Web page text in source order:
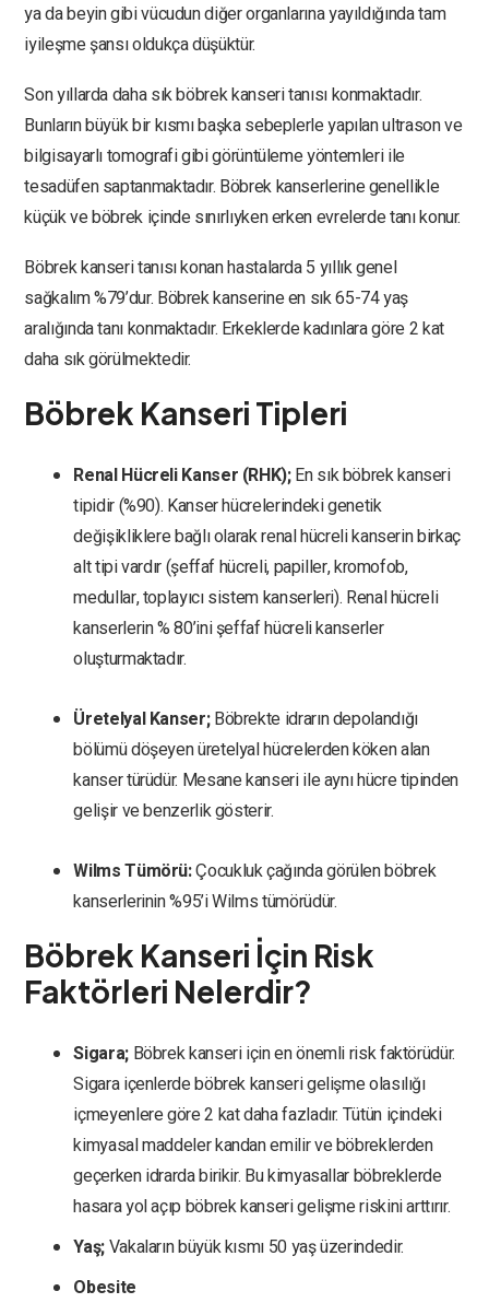
ya da beyin gibi vücudun diğer organlarına yayıldığında tam
iyileşme şansı oldukça düşüktür.
Son yıllarda daha sık böbrek kanseri tanısı konmaktadır.
Bunların büyük bir kısmı başka sebeplerle yapılan ultrason ve
bilgisayarlı tomografi gibi görüntüleme yöntemleri ile
tesadüfen saptanmaktadır. Böbrek kanserlerine genellikle
küçük ve böbrek içinde sınırlıyken erken evrelerde tanı konur.
Böbrek kanseri tanısı konan hastalarda 5 yıllık genel
sağkalım %79’dur. Böbrek kanserine en sık 65-74 yaş
aralığında tanı konmaktadır. Erkeklerde kadınlara göre 2 kat
daha sık görülmektedir.
Böbrek Kanseri Tipleri
Renal Hücreli Kanser (RHK);En sık böbrek kanseri
tipidir (%90). Kanser hücrelerindeki genetik
değişikliklere bağlı olarak renal hücreli kanserin birkaç
alt tipi vardır (şeffaf hücreli, papiller, kromofob,
medullar, toplayıcı sistem kanserleri). Renal hücreli
kanserlerin % 80’ini şeffaf hücreli kanserler
oluşturmaktadır.
Üretelyal Kanser;Böbrekte idrarın depolandığı
bölümü döşeyen üretelyal hücrelerden köken alan
kanser türüdür. Mesane kanseri ile aynı hücre tipinden
gelişir ve benzerlik gösterir.
Wilms Tümörü:Çocukluk çağında görülen böbrek
kanserlerinin %95’i Wilms tümörüdür.
Böbrek Kanseri İçin Risk
Faktörleri Nelerdir?
Sigara; Böbrek kanseri için en önemli risk faktörüdür.
Sigara içenlerde böbrek kanseri gelişme olasılığı
içmeyenlere göre 2 kat daha fazladır. Tütün içindeki
kimyasal maddeler kandan emilir ve böbreklerden
geçerken idrarda birikir. Bu kimyasallar böbreklerde
hasara yol açıp böbrek kanseri gelişme riskini arttırır.
Yaş;Vakaların büyük kısmı 50 yaş üzerindedir.
Obesite